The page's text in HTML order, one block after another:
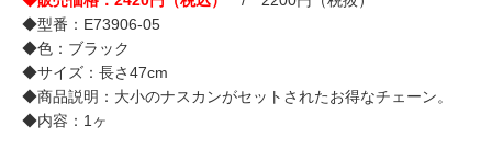
◆型番：E73906-05
◆色：ブラック
◆サイズ：長さ47cm
◆商品説明：大小のナスカンがセットされたお得なチェーン。
◆内容：1ヶ